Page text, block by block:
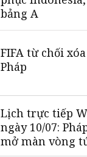
bảng A
FIFA từ chối
Pháp
Lịch trực tiếp
ngày 10/07:
mở màn vòng